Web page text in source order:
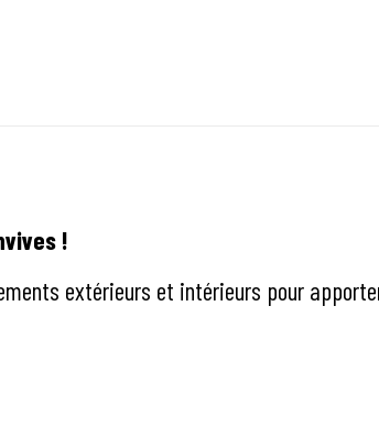
!
extérieurs et intérieurs pour